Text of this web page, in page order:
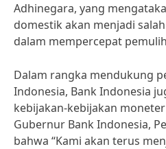
Adhinegara, yang
domestik akan menjadi
dalam mempercepat
Dalam rangka mendukung
Indonesia, Bank Indonesia
kebijakan-kebijakan
Gubernur Bank Indonesia,
bahwa “Kami akan terus